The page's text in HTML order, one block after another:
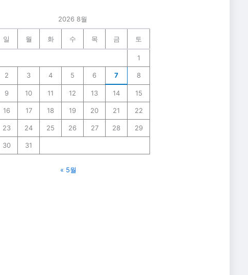
2026 8월
일 월 화 수 목 금 토
1
2 3 4 5 6 7 8
9 10 11 12 13 14 15
16 17 18 19 20 21 22
23 24 25 26 27 28 29
30 31
« 5월